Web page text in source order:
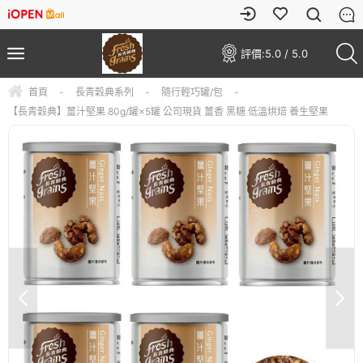
評價:5.0 / 5.0
首頁 - 長青穀典系列 - 隨行輕巧罐/包
-
【長青穀典】薑汁堅果 80g/罐×5罐 公司現貨 薑香 黑糖 低溫烘焙 養生堅果